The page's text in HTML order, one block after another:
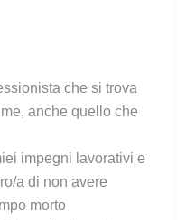
che si trova
anche quello che
impegni lavorativi e
a di non avere
morto